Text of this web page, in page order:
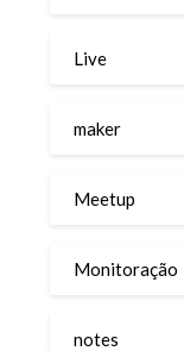
Live
maker
Meetup
Monitoração
notes